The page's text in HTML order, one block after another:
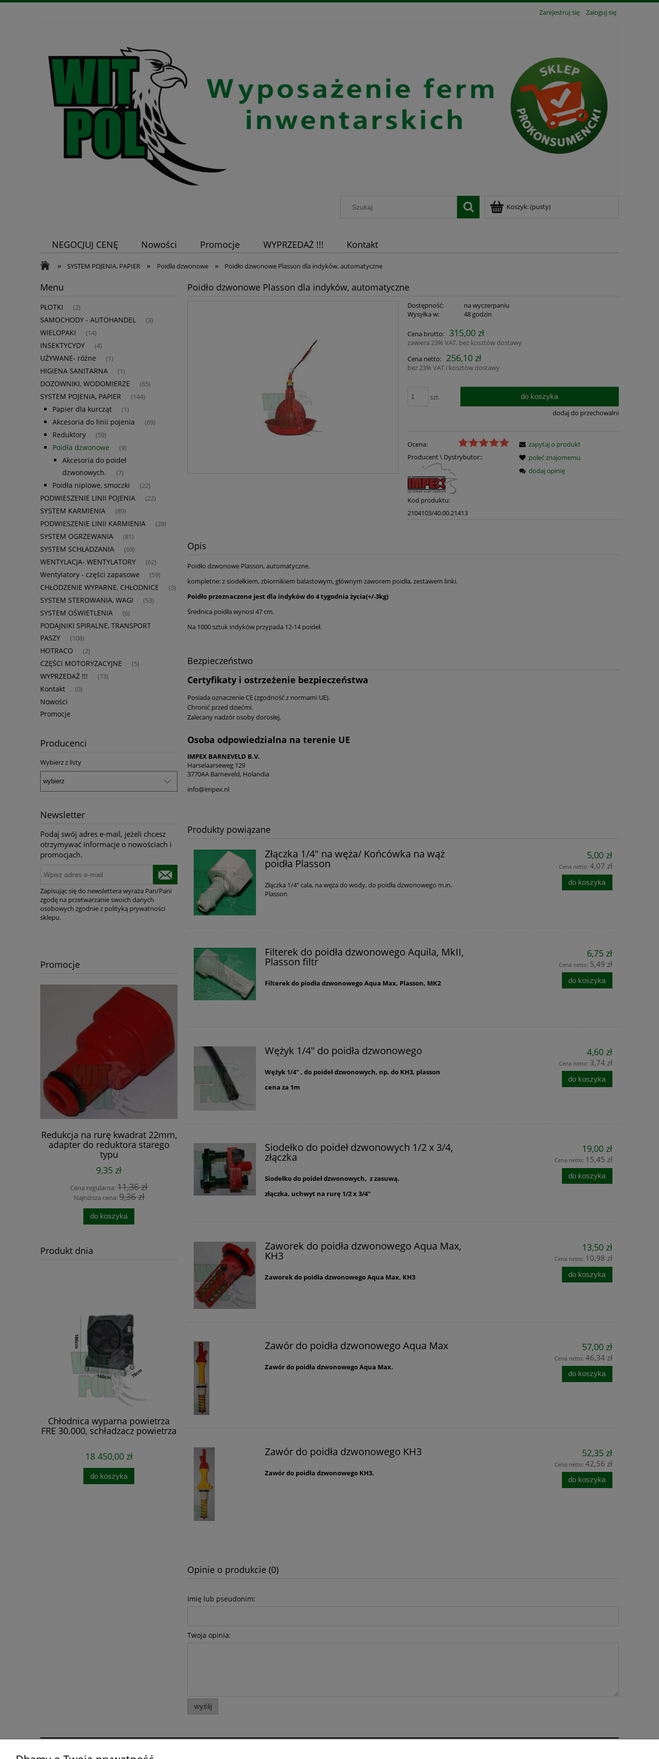
Zarejestruj się Zaloguj się
Koszyk:(pusty)
NEGOCJUJ CENĘ Nowości Promocje WYPRZEDAŻ !!! Kontakt
» SYSTEM POJENIA, PAPIER » Poidła dzwonowe » Poidło dzwonowe Plasson dla indyków, automatyczne
Menu
PŁOTKI (2)
SAMOCHODY - AUTOHANDEL (3)
WIELOPAKI (14)
INSEKTYCYDY (4)
UŻYWANE- różne (1)
HIGIENA SANITARNA (1)
DOZOWNIKI, WODOMIERZE (65)
SYSTEM POJENIA, PAPIER (144)
Papier dla kurcząt (1)
Akcesoria do linii pojenia (69)
Reduktory (59)
Poidła dzwonowe (9)
Akcesoria do poideł
dzwonowych.
(7)
Poidła niplowe, smoczki (22)
PODWIESZENIE LINII POJENIA (22)
SYSTEM KARMIENIA (89)
PODWIESZENIE LINII KARMIENIA (28)
SYSTEM OGRZEWANIA (81)
SYSTEM SCHŁADZANIA (69)
WENTYLACJA- WENTYLATORY (62)
Wentylatory - części zapasowe (59)
CHŁODZENIE WYPARNE, CHŁODNICE (3)
SYSTEM STEROWANIA, WAGI (53)
SYSTEM OŚWIETLENIA (6)
PODAJNIKI SPIRALNE, TRANSPORT
PASZY
(108)
HOTRACO (2)
CZĘŚCI MOTORYZACYJNE (5)
WYPRZEDAŻ !!! (73)
Kontakt (0)
Nowości
Promocje
Producenci
Wybierz z listy
Newsletter
Podaj swój adres e-mail, jeżeli chcesz
otrzymywać informacje o nowościach i
promocjach.
Zapisując się do newslettera wyraża Pan/Pani
zgodę na przetwarzanie swoich danych
osobowych zgodnie z polityką prywatności
sklepu.
Promocje
Redukcja na rurę kwadrat 22mm,
adapter do reduktora starego
typu
9,35 zł
Cena regularna:11,36 zł
Najniższa cena:9,36 zł
do koszyka
750 ml. PIANKA GAŚNICA
39,99 zł
Cena regularna:
Najniższa cena:45,00 zł
zawór By-pass VB-75
Najniższa cena:
Produkt dnia
Chłodnica wyparna powietrza
FRE 30.000, schładzacz powietrza
18 450,00 zł
do koszyka
Poidło dzwonowe Plasson dla indyków, automatyczne
Dostępność:
na wyczerpaniu
Wysyłka w:
48 godzin
Cena brutto: 315,00 zł
zawiera 23% VAT, bez kosztów dostawy
Cena netto:
256,10 zł
bez 23% VAT i kosztów dostawy
szt. do koszyka
dodaj do przechowalni
Ocena:
Producent \ Dystrybutor::
Kod produktu:
2104103/40.00.21413
zapytaj o produkt
poleć znajomemu
dodaj opinię
Opis
Poidło dzwonowe Plasson, automatyczne.
kompletne: z siodełkiem, zbiornikiem balastowym, głównym zaworem poidła, zestawem linki.
Poidło przeznaczone jest dla indyków do 4 tygodnia życia(+/-3kg)
Średnica poidła wynosi 47 cm.
Na 1000 sztuk indyków przypada 12-14 poideł.
Bezpieczeństwo
Certyfikaty i ostrzeżenie bezpieczeństwa
Posiada oznaczenie CE (zgodność z normami UE).
Chronić przed dziećmi.
Zalecany nadzór osoby dorosłej.
Osoba odpowiedzialna na terenie UE
IMPEX BARNEVELD B.V.
Harselaarseweg 129
3770AA Barneveld, Holandia
info@impex.nl
Produkty powiązane
Złączka 1/4" na węża/ Końcówka na wąż
poidła Plasson
Złączka 1/4" cala, na węża do wody, do poidła dzwonowego m.in.
Plasson
5,00 zł
Cena netto: 4,07 zł
do koszyka
Filterek do poidła dzwonowego Aquila, MkII,
Plasson filtr
Filterek do piodła dzwonowego Aqua Max, Plasson, MK2
6,75 zł
Cena netto: 5,49 zł
do koszyka
Wężyk 1/4" do poidła dzwonowego
Wężyk 1/4" , do poideł dzwonowych, np. do KH3, plasson
cena za 1m
4,60 zł
Cena netto: 3,74 zł
do koszyka
Siodełko do poideł dzwonowych 1/2 x 3/4,
złączka
Siodełko do poideł dzwonowych, z zasuwą.
złączka, uchwyt na rurę 1/2 x 3/4"
19,00 zł
Cena netto: 15,45 zł
do koszyka
Zaworek do poidła dzwonowego Aqua Max,
KH3
Zaworek do poidła dzwonowego Aqua Max, KH3
13,50 zł
Cena netto: 10,98 zł
do koszyka
Zawór do poidła dzwonowego Aqua Max
Zawór do poidła dzwonowego Aqua Max.
57,00 zł
Cena netto: 46,34 zł
do koszyka
Zawór do poidła dzwonowego KH3
Zawór do poidła dzwonowego KH3.
52,35 zł
Cena netto: 42,56 zł
do koszyka
Opinie o produkcie (0)
Imię lub pseudonim:
Twoja opinia:
wyślij